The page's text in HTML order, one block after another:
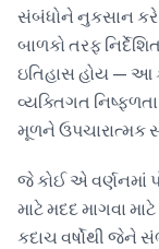
સંબંધોને નુકસાન કરે
બાળકો તરફ
ઇતિહાસ હોય — આ
વ્યક્તિગત
મૂળને ઉપચારાત્મક
જે કોઈ એ વર્ણનમાં
માટે મદદ માગવા
કદાચ વર્ષોથી જેને